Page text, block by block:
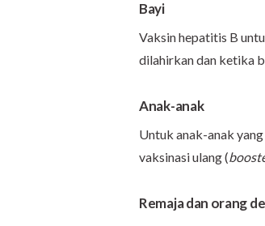
Bayi
Vaksin hepatitis B
dilahirkan dan ketika
Anak-anak
Untuk anak-anak
vaksinasi ulang (
Remaja dan orang